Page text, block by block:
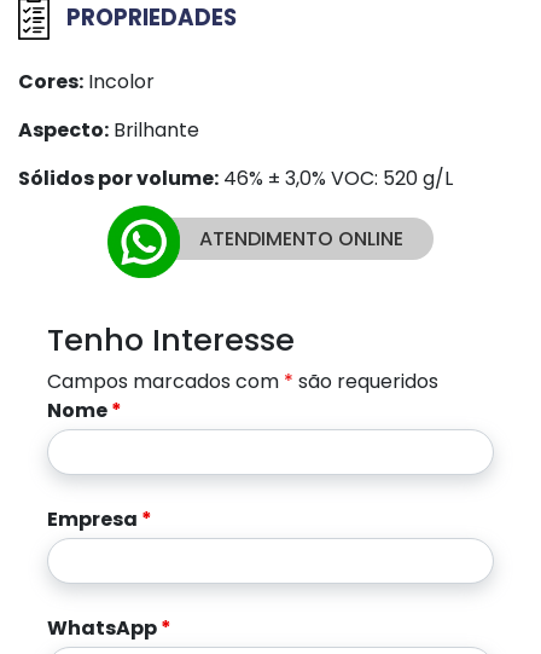
PROPRIEDADES
Cores: Incolor
Aspecto: Brilhante
Sólidos por volume: 46% ± 3,0% VOC: 520 g/L
ATENDIMENTO ONLINE
Tenho Interesse
Campos marcados com * são requeridos
Nome*
Empresa *
WhatsApp*